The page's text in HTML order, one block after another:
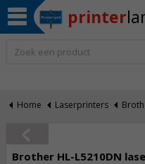
printer
Home Laserprinters
Brother HL-L5210DN